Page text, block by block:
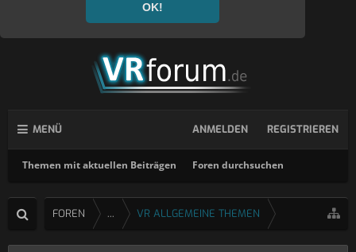
OK!
MENÜ
Themen mit aktuellen Beiträgen Foren durchsuchen
ANMELDEN REGISTRIEREN
FOREN ... VR ALLGEMEINE THEMEN